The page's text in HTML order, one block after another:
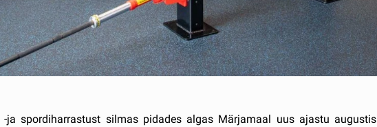
-ja spordiharrastust silmas pidades algas Märjamaal uus ajastu augustis